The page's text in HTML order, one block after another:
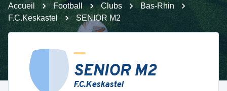
Accueil Football Clubs
Bas-Rhin
F.C.Keskastel
SENIOR M2
SENIOR M2
F.C.Keskastel